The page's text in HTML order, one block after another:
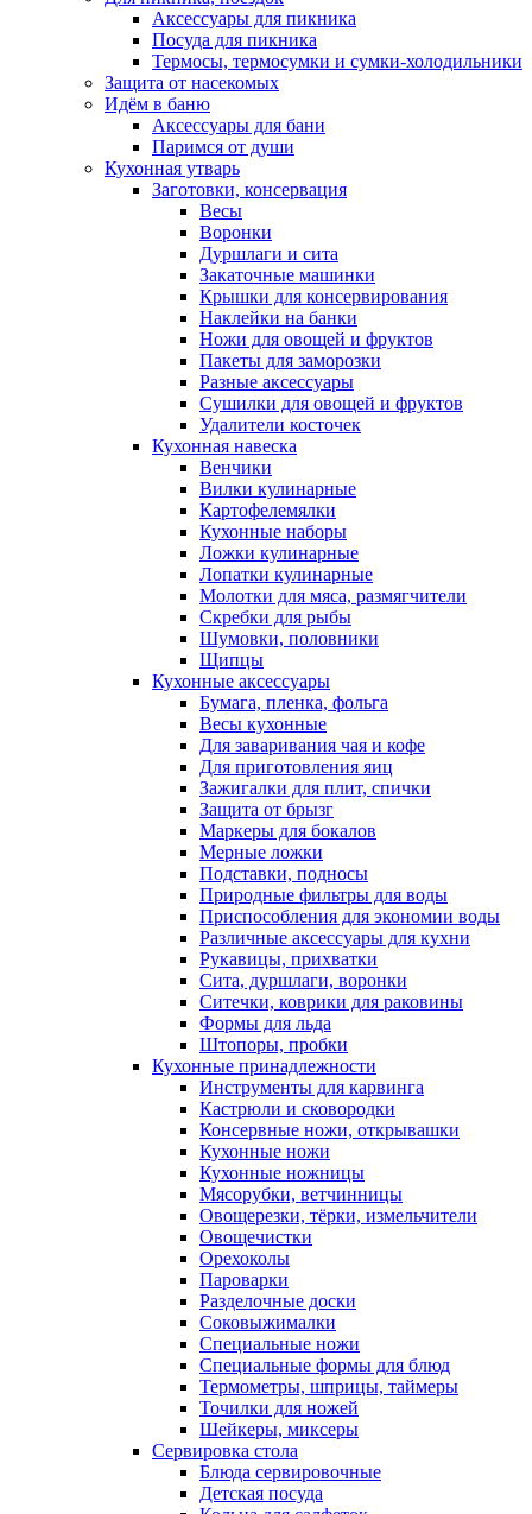
Аксессуары для пикника
Посуда для пикника
Термосы, термосумки и сумки-холодильники
Защита от насекомых
Идём в баню
Аксессуары для бани
Паримся от души
Кухонная утварь
Заготовки, консервация
Весы
Воронки
Дуршлаги и сита
Закаточные машинки
Крышки для консервирования
Наклейки на банки
Ножи для овощей и фруктов
Пакеты для заморозки
Разные аксессуары
Сушилки для овощей и фруктов
Удалители косточек
Кухонная навеска
Венчики
Вилки кулинарные
Картофелемялки
Кухонные наборы
Ложки кулинарные
Лопатки кулинарные
Молотки для мяса, размягчители
Скребки для рыбы
Шумовки, половники
Щипцы
Кухонные аксессуары
Бумага, пленка, фольга
Весы кухонные
Для заваривания чая и кофе
Для приготовления яиц
Зажигалки для плит, спички
Защита от брызг
Маркеры для бокалов
Мерные ложки
Подставки, подносы
Природные фильтры для воды
Приспособления для экономии воды
Различные аксессуары для кухни
Рукавицы, прихватки
Сита, дуршлаги, воронки
Ситечки, коврики для раковины
Формы для льда
Штопоры, пробки
Кухонные принадлежности
Инструменты для карвинга
Кастрюли и сковородки
Консервные ножи, открывашки
Кухонные ножи
Кухонные ножницы
Мясорубки, ветчинницы
Овощерезки, тёрки, измельчители
Овощечистки
Орехоколы
Пароварки
Разделочные доски
Соковыжималки
Специальные ножи
Специальные формы для блюд
Термометры, шприцы, таймеры
Точилки для ножей
Шейкеры, миксеры
Сервировка стола
Блюда сервировочные
Детская посуда